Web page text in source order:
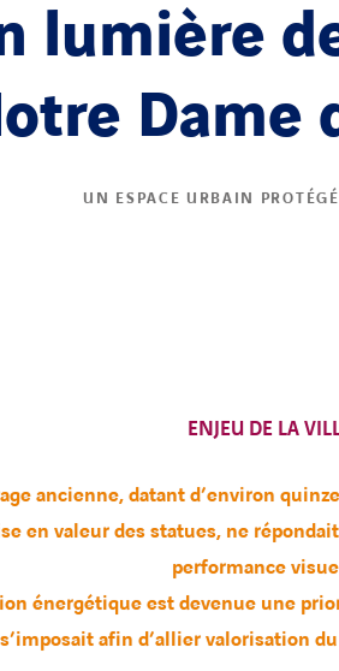
lumière
Dame
UN ESPACE URBAIN
ENJEU DE LA
ancienne, datant d’environ
en valeur des statues, ne
performance
énergétique est devenue une
afin d’allier valorisation